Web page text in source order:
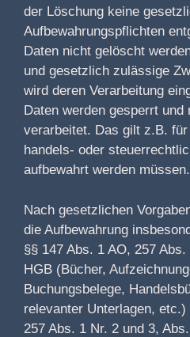
der Löschung keine
Aufbewahrungspflichten
Daten nicht gelöscht
und gesetzlich zulässige
wird deren Verarbeitung
Daten werden gesperrt
verarbeitet. Das gilt z.B.
handels- oder
aufbewahrt werden müssen.
Nach gesetzlichen
die Aufbewahrung
§§ 147 Abs. 1 AO, 257
HGB (Bücher,
Buchungsbelege,
relevanter Unterlagen,
257 Abs. 1 Nr. 2 und 3,